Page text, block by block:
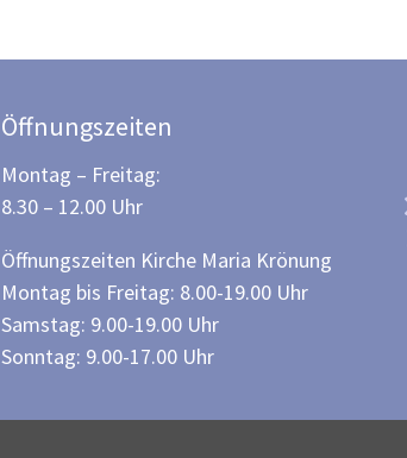
Öffnungszeiten
Montag – Freitag:
8.30 – 12.00 Uhr
Öffnungszeiten Kirche Maria Krönung
Montag bis Freitag: 8.00-19.00 Uhr
Samstag: 9.00-19.00 Uhr
Sonntag: 9.00-17.00 Uhr